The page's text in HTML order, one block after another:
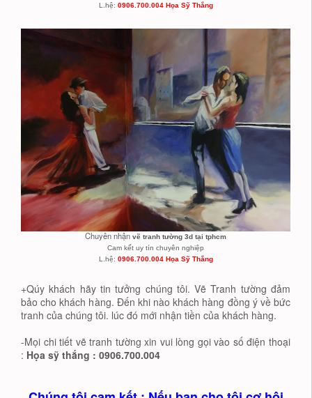
L.hệ: 0906.700.004 Họa Sỹ Thắng
Chuyên nhận vẽ tranh tường 3d tại tphcm
Cam kết uy tín chuyên nghiệp
L.hệ: 0906.700.004 Họa Sỹ Thắng
+Qúy khách hãy tin tưởng chúng tôi. Vẽ Tranh tường đảm
bảo cho khách hàng. Đến khi nào khách hàng đồng ý về bức
tranh của chúng tôi. lúc đó mới nhận tiền của khách hàng.
-Mọi chi tiết vẽ tranh tường xin vui lòng gọi vào số điện thoại
: Họa sỹ thắng : 0906.700.004